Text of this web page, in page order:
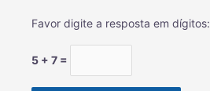
Favor digite a resposta em dígitos:
5 + 7 =